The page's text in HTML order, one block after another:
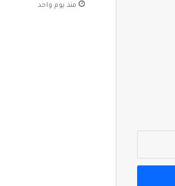
منذ يوم واحد